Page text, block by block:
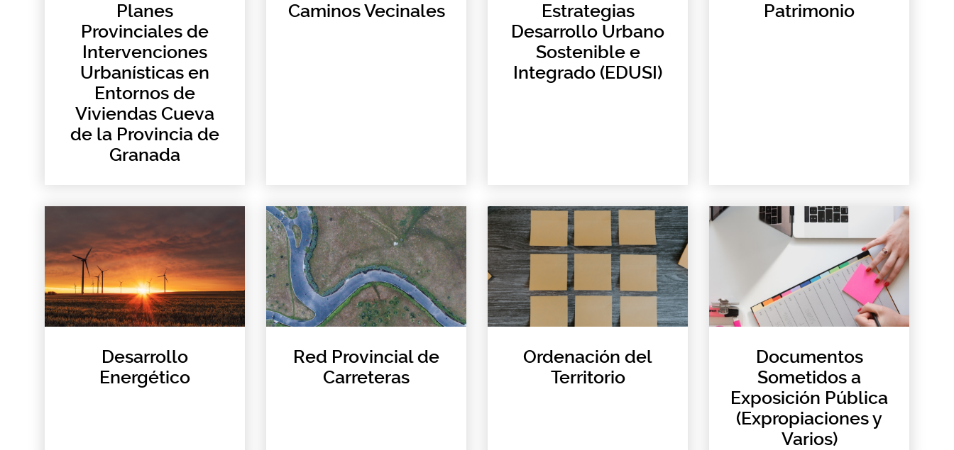
Planes
Provinciales de
Intervenciones
Urbanísticas en
Entornos de
Viviendas Cueva
de la Provincia de
Granada
Caminos Vecinales
Estrategias
Desarrollo Urbano
Sostenible e
Integrado (EDUSI)
Patrimonio
Desarrollo
Energético
Red Provincial de
Carreteras
Ordenación del
Territorio
Documentos
Sometidos a
Exposición Pública
(Expropiaciones y
Varios)